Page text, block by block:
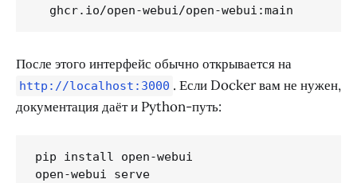
  ghcr.io/open-webui/open-webui:main
После этого интерфейс обычно открывается на
http://localhost:3000 . Если Docker вам не нужен,
документация даёт и Python-путь:
pip install open-webui
open-webui serve